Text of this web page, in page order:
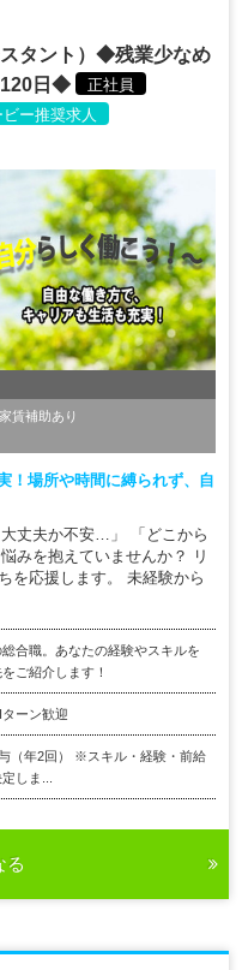
タント）◆残業少なめ
120日◆
正社員
ー推奨求人
賃補助あり
！場所や時間に縛られず、自
丈夫か不安…」 「どこから
みを抱えていませんか？ リ
を応援します。 未経験から
合職。あなたの経験やスキルを
ご紹介します！
ーン歓迎
（年2回） ※スキル・経験・前給
しま...
る